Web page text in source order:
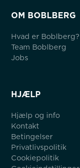
OM BOBLBERG
Hvad er Boblberg?
Team Boblberg
Jobs
HJÆLP
Hjælp og info
Kontakt
Betingelser
Privatlivspolitik
Cookiepolitik